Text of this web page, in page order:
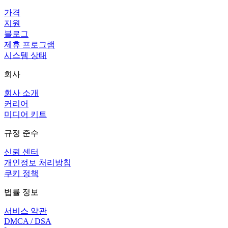
가격
지원
블로그
제휴 프로그램
시스템 상태
회사
회사 소개
커리어
미디어 키트
규정 준수
신뢰 센터
개인정보 처리방침
쿠키 정책
법률 정보
서비스 약관
DMCA / DSA